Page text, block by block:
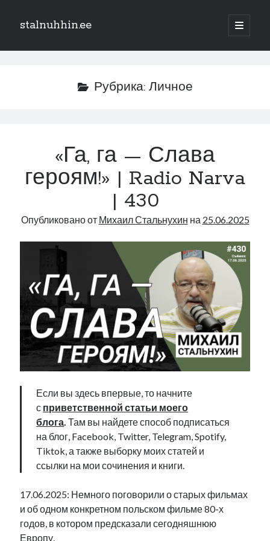
stalnuhhin.ee
отрыть
Боковая
Интеграция
Интервью
Нарва и северо-восток
Образование
Парламент и правительство
Фотографии
Экономика
Эстония и Россия
Юмор
radio narva takinada андрус ансип
ансиппиада безработица видео
в поисках здравого смысла выборы
высказывание
евросоюз интервью история кабинетные истории
нацменьшинства образование обучение эстонскому
памятники парад клоунов парламент партия поводырь
подкаст
Рубрика: Личное
«Га, га — Слава
героям!» | Radio Narva
| 430
Опубликовано от Михаил Стальнухин на 25.06.2025
Если вы здесь впервые, то начните
с приветственной статьи моего
блога Там вы найдете способ подписаться
на блог, Facebook, Twitter, Telegram, Spotify,
Tiktok, а также выборку моих статей и
ссылки на мои сочинения и книги.
17.06.2025: Немного поговорили о старых фильмах
и об одном конкретном польском фильме 80-х
годов, в котором предсказали сегодняшнюю
Европу.